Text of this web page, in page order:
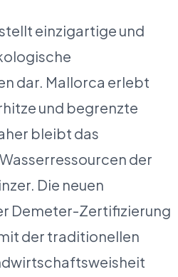
einzigartige und
dar. Mallorca erlebt
und begrenzte
bleibt das
der
Die neuen
Demeter-Zertifizierung
der traditionellen